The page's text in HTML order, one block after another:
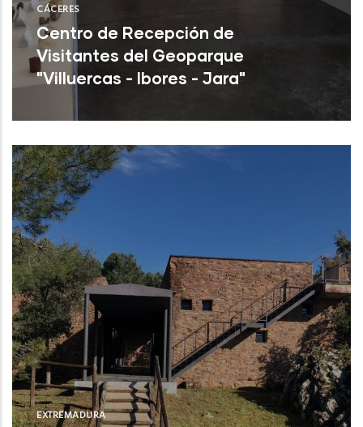
CÁCERES
Centro de Recepción de
Visitantes del Geoparque
"Villuercas - Ibores - Jara"
Cañamero (Cáceres)
EXTREMADURA